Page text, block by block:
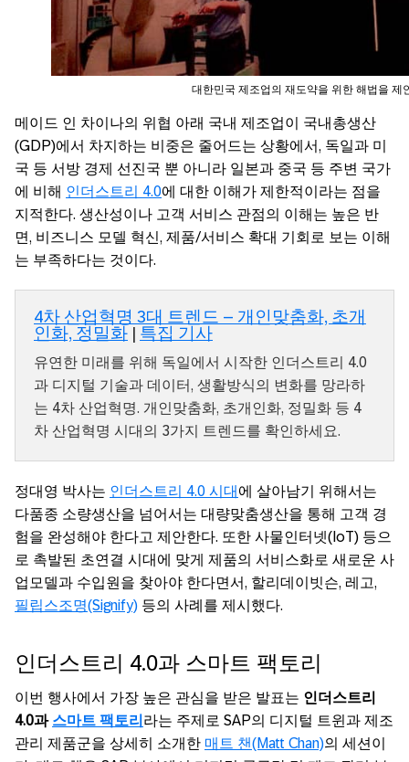
대한민국 제조업의 재도약을 위한 해법을 제
메이드 인 차이나의 위협 아래 국내 제조업이 국내총생산
(GDP)에서 차지하는 비중은 줄어드는 상황에서, 독일과 미
국 등 서방 경제 선진국 뿐 아니라 일본과 중국 등 주변 국가
에 비해 인더스트리 4.0에 대한 이해가 제한적이라는 점을
지적한다. 생산성이나 고객 서비스 관점의 이해는 높은 반
면, 비즈니스 모델 혁신, 제품/서비스 확대 기회로 보는 이해
는 부족하다는 것이다.
4차 산업혁명 3대 트렌드 – 개인맞춤화, 초개
인화, 정밀화 | 특집 기사
유연한 미래를 위해 독일에서 시작한 인더스트리 4.0
과 디지털 기술과 데이터, 생활방식의 변화를 망라하
는 4차 산업혁명. 개인맞춤화, 초개인화, 정밀화 등 4
차 산업혁명 시대의 3가지 트렌드를 확인하세요.
정대영 박사는 인더스트리 4.0 시대 에 살아남기 위해서는
다품종 소량생산을 넘어서는 대량맞춤생산을 통해 고객 경
험을 완성해야 한다고 제안한다. 또한 사물인터넷(IoT) 등으
로 촉발된 초연결 시대에 맞게 제품의 서비스화로 새로운 사
업모델과 수입원을 찾아야 한다면서, 할리데이빗슨, 레고,
필립스조명(Signify) 등의 사례를 제시했다.
인더스트리 4.0과 스마트 팩토리
이번 행사에서 가장 높은 관심을 받은 발표는 인더스트리
4.0과 스마트 팩토리 라는 주제로 SAP의 디지털 트윈과 제조
관리 제품군을 상세히 소개한 매트 챈(Matt Chan)의 세션이